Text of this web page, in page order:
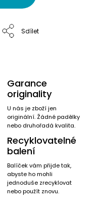
Sdílet
Garance
originality
U nás je zboží jen
originální. Žádné padělky
nebo druhořadá kvalita.
Recyklovatelné
balení
Balíček vám přijde tak,
abyste ho mohli
jednoduše zrecyklovat
nebo použít znovu.